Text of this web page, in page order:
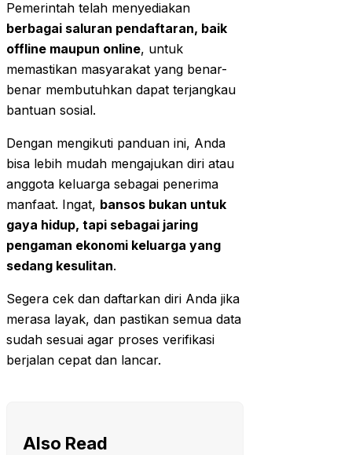
Pemerintah telah menyediakan
berbagai saluran pendaftaran, baik
offline maupun online, untuk
memastikan masyarakat yang benar-
benar membutuhkan dapat terjangkau
bantuan sosial.
Dengan mengikuti panduan ini, Anda
bisa lebih mudah mengajukan diri atau
anggota keluarga sebagai penerima
manfaat. Ingat, bansos bukan untuk
gaya hidup, tapi sebagai jaring
pengaman ekonomi keluarga yang
sedang kesulitan.
Segera cek dan daftarkan diri Anda jika
merasa layak, dan pastikan semua data
sudah sesuai agar proses verifikasi
berjalan cepat dan lancar.
Also Read